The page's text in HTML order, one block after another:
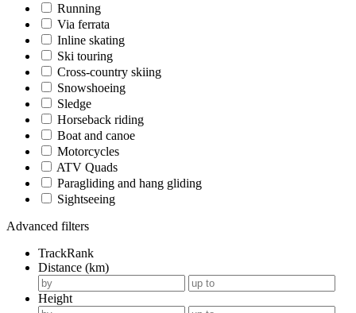
Running
Via ferrata
Inline skating
Ski touring
Cross-country skiing
Snowshoeing
Sledge
Horseback riding
Boat and canoe
Motorcycles
ATV Quads
Paragliding and hang gliding
Sightseeing
Advanced filters
TrackRank
Distance (km)
Height